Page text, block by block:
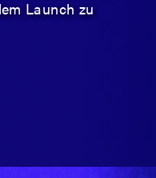
Launch zu